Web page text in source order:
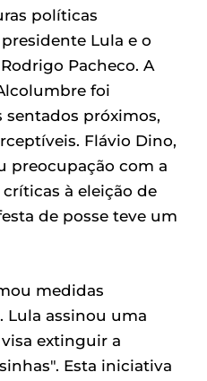
políticas
Lula e o
Pacheco. A
foi
sentados próximos,
Flávio Dino,
preocupação com a
à eleição de
de posse teve um
medidas
Lula assinou uma
extinguir a
Esta iniciativa